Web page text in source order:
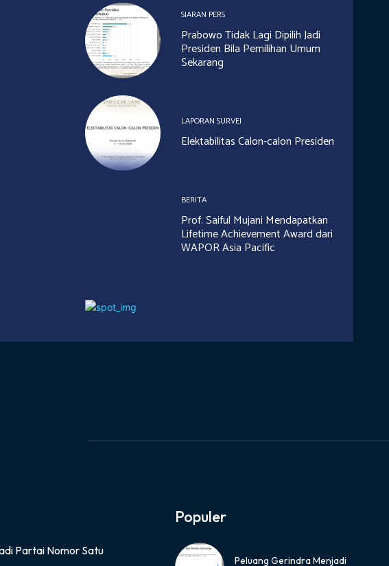
SIARAN PERS
Prabowo Tidak Lagi Dipilih Jadi
Presiden Bila Pemilihan Umum
Sekarang
LAPORAN SURVEI
Elektabilitas Calon-calon Presiden
BERITA
Prof. Saiful Mujani Mendapatkan
Lifetime Achievement Award dari
WAPOR Asia Pacific
Partai Nomor Satu
Populer
Peluang Gerindra Menjadi